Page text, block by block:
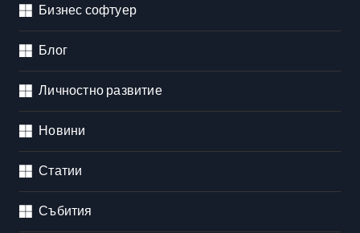
Бизнес софтуер
Блог
Личностно развитие
Новини
Статии
Събития